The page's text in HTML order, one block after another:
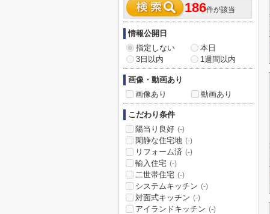
186件が該当
情報公開日
指定しない
本日
3日以内
1週間以内
画像・動画あり
画像あり
動画あり
こだわり条件
陽当り良好 (-)
閑静な住宅地 (-)
リフォーム済 (-)
輸入住宅 (-)
二世帯住宅 (-)
システムキッチン (-)
対面式キッチン (-)
アイランドキッチン (-)